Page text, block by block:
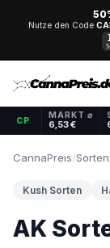
Nutze den Code
CP
MARKT ⌀
6,53 €
CannaPreis/Sorten
Kush Sorten
AK